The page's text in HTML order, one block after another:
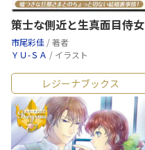
策士な側近と生真面目侍女
市尾彩佳 / 著者
ＹＵ-ＳＡ / イラスト
レジーナブックス